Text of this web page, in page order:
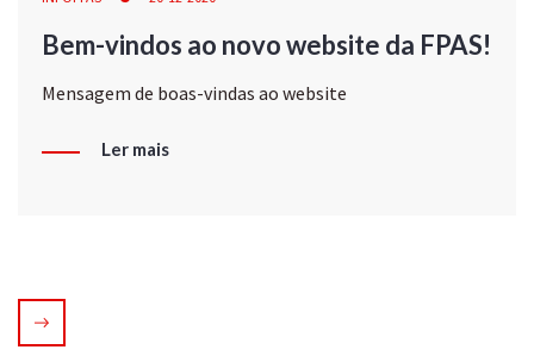
Bem-vindos ao novo website da FPAS!
Mensagem de boas-vindas ao website
Ler mais